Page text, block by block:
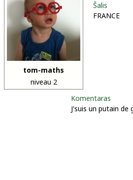
tom-maths
niveau 2
Šalis
FRANCE
Komentaras
J'suis un putain de